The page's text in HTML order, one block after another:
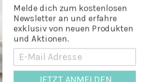
© 2026LucyBalu Schweiz.
Melde dich zum kostenlosen
Newsletter an und erfahre
exklusiv von neuen Produkten
und Aktionen.
JETZT ANMELDEN